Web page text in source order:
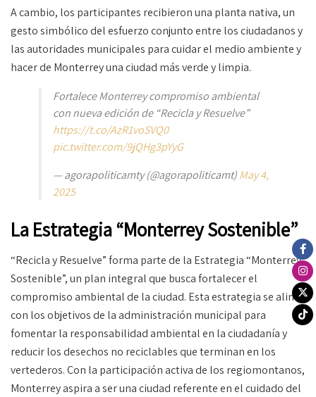
A cambio, los participantes recibieron una planta nativa, un
gesto simbólico del esfuerzo conjunto entre los ciudadanos y
las autoridades municipales para cuidar el medio ambiente y
hacer de Monterrey una ciudad más verde y limpia.
Fortalece Monterrey compromiso ambiental
con nueva edición de “Recicla y Resuelve”
https://t.co/AzR1voSVQ0
pic.twitter.com/9jQHg3pYyG
— agorapoliticamty (@agorapoliticamt)May 4,
2025
La Estrategia “Monterrey Sostenible”
“Recicla y Resuelve” forma parte de la Estrategia “Monterrey
Sostenible”, un plan integral que busca fortalecer el
compromiso ambiental de la ciudad. Esta estrategia se alinea
con los objetivos de la administración municipal para
fomentar la responsabilidad ambiental en la ciudadanía y
reducir los desechos no reciclables que terminan en los
vertederos. Con la participación activa de los regiomontanos,
Monterrey aspira a ser una ciudad referente en el cuidado del